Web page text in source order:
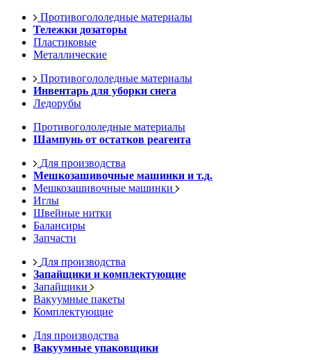
Противогололедные материалы
Тележки дозаторы
Пластиковые
Металлические
Противогололедные материалы
Инвентарь для уборки снега
Ледорубы
Противогололедные материалы
Шампунь от остатков реагента
Для производства
Мешкозашивочные машинки и т.д.
Мешкозашивочные машинки
Иглы
Швейные нитки
Балансиры
Запчасти
Для производства
Запайщики и комплектующие
Запайщики
Вакуумные пакеты
Комплектующие
Для производства
Вакуумные упаковщики